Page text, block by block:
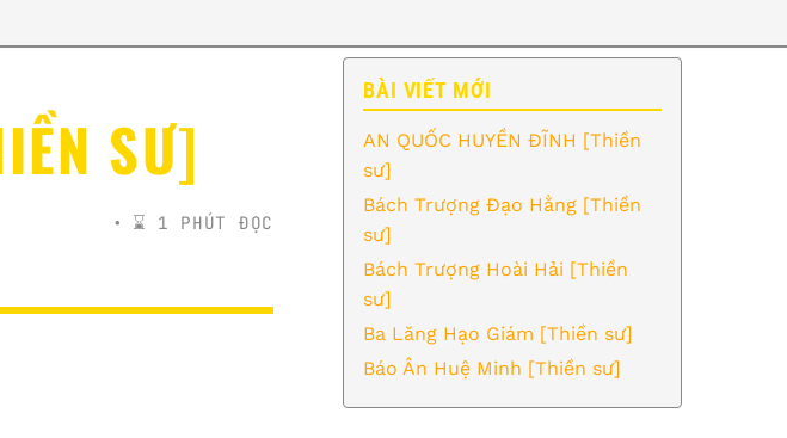
SƯ]
⌛️ 1 PHÚT ĐỌC
BÀI VIẾT MỚI
AN QUỐC HUYỀN ĐĨNH [Thiền
sư]
Bách Trượng Đạo Hằng [Thiền
sư]
Bách Trượng Hoài Hải [Thiền
sư]
Ba Lăng Hạo Giám [Thiền sư]
Báo Ân Huệ Minh [Thiền sư]